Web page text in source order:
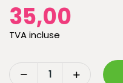
35,00
TVA incluse